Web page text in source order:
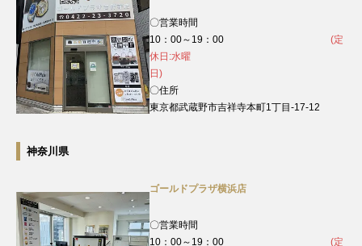
〇営業時間
10：00～19：00 (定
休日:水曜
日)
〇住所
東京都武蔵野市吉祥寺本町1丁目-17-12
神奈川県
ゴールドプラザ横浜店
〇営業時間
10：00～19：00 (定